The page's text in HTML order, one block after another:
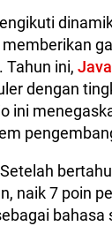
Tahun ini,
dengan
ini
naik 7 poin
bahasa